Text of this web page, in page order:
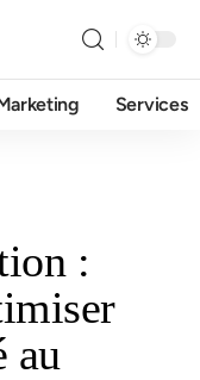
Services
:
au